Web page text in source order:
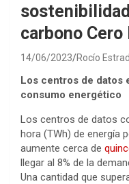
carbono
14/06/2023 Rocío
Los centros de datos
consumo energético
Los centros de datos
hora (TWh) de energía
aumente cerca de
llegar al 8% de la
Una cantidad que